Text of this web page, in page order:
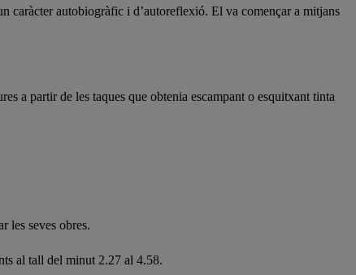
caràcter autobiogràfic i d’autoreflexió. El va començar a mitjans
a partir de les taques que obtenia escampant o esquitxant tinta
les seves obres.
al tall del minut 2.27 al 4.58.